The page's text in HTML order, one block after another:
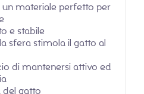
un materiale perfetto per
e stabile
sfera stimola il gatto al
di mantenersi attivo ed
del gatto